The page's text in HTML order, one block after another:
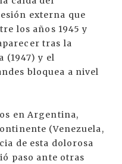
externa que
los años 1945 y
tras la
(1947) y el
bloquea a nivel
en Argentina,
(Venezuela,
de esta dolorosa
paso ante otras